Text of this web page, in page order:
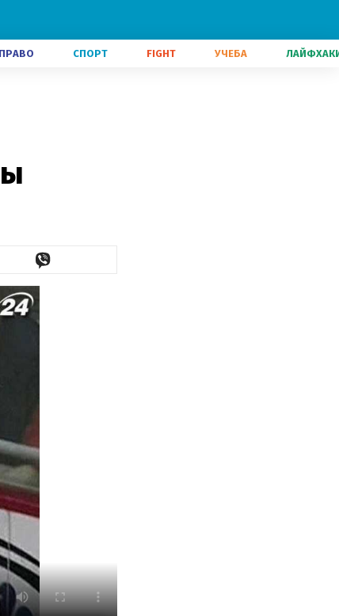
ПРАВО СПОРТ FIGHT УЧЕБА